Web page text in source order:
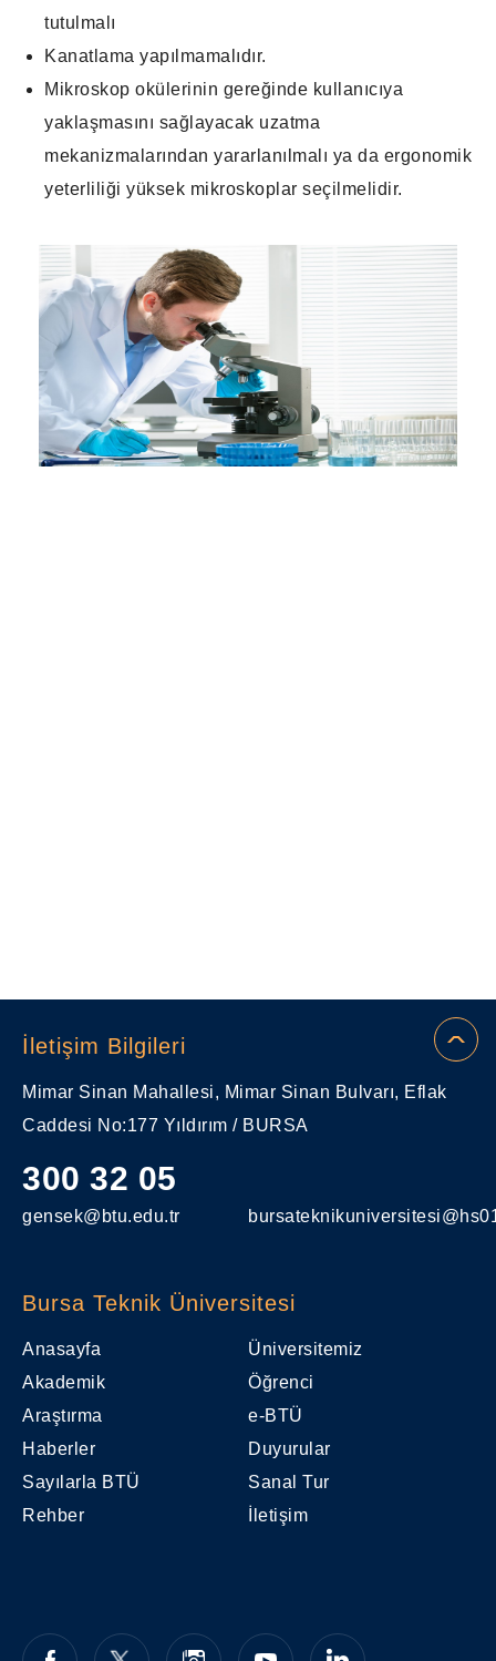
tutulmalı
Kanatlama yapılmamalıdır.
Mikroskop okülerinin gereğinde kullanıcıya
yaklaşmasını sağlayacak uzatma
mekanizmalarından yararlanılmalı ya da ergonomik
yeterliliği yüksek mikroskoplar seçilmelidir.
İletişim Bilgileri
Mimar Sinan Mahallesi, Mimar Sinan Bulvarı, Eflak
Caddesi No:177 Yıldırım / BURSA
300 32 05
gensek@btu.edu.tr
Bursa Teknik Üniversitesi
Anasayfa
Üniversitemiz
Akademik
Öğrenci
Araştırma
e-BTÜ
Haberler
Duyurular
Sayılarla BTÜ
Sanal Tur
Rehber
İletişim